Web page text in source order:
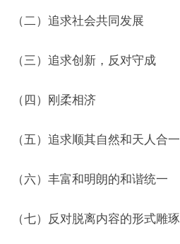
（二）追求社会共同发展
（三）追求创新，反对守成
（四）刚柔相济
（五）追求顺其自然和天人合一
（六）丰富和明朗的和谐统一
（七）反对脱离内容的形式雕琢